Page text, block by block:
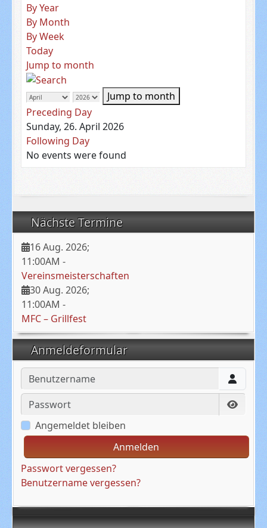
Nächste Termine
16 Aug. 2026;
11:00AM -
Vereinsmeisterschaften
30 Aug. 2026;
11:00AM -
MFC – Grillfest
Anmeldeformular
Benutzername
Passwort
Angemeldet bleiben
Anmelden
Passwort vergessen?
Benutzername vergessen?
By Year
By Month
By Week
Today
Jump to month
Jump to month
Preceding Day
Sunday, 26. April 2026
Following Day
No events were found